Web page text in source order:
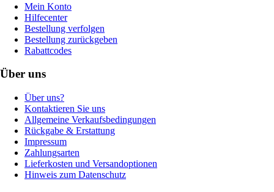
Mein Konto
Hilfecenter
Bestellung verfolgen
Bestellung zurückgeben
Rabattcodes
Über uns
Über uns?
Kontaktieren Sie uns
Allgemeine Verkaufsbedingungen
Rückgabe & Erstattung
Impressum
Zahlungsarten
Lieferkosten und Versandoptionen
Hinweis zum Datenschutz